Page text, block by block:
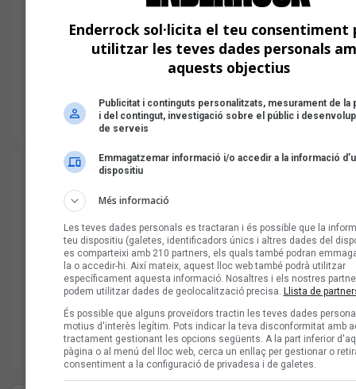
Enderrock sol·licita el teu consentiment
utilitzar les teves dades personals
aquests objectius
Publicitat i continguts personalitzats, mesurament de la
i del contingut, investigació sobre el públic i
de serveis
Emmagatzemar informació i/o accedir a la informació
dispositiu
Més informació
Les teves dades personals es tractaran i és possible que la
teu dispositiu (galetes, identificadors únics i altres dades del
es comparteixi amb 210 partners, els quals també podran
la o accedir-hi. Així mateix, aquest lloc web també podrà utilitzar
específicament aquesta informació. Nosaltres i els nostres
podem utilitzar dades de geolocalització precisa. Llista de
És possible que alguns proveïdors tractin les teves dades
motius d'interès legítim. Pots indicar la teva disconformitat amb
tractament gestionant les opcions següents. A la part inferior
pàgina o al menú del lloc web, cerca un enllaç per gestionar o
consentiment a la configuració de privadesa i de galetes.